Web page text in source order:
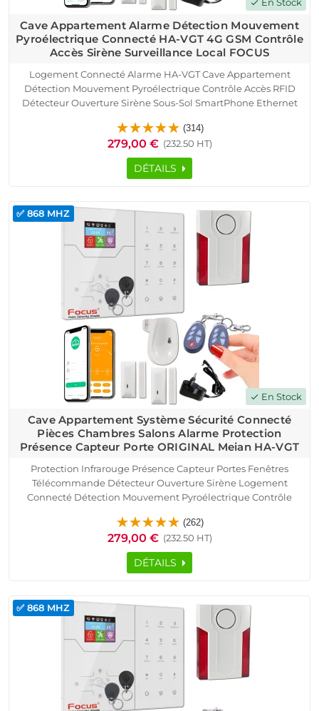
check
Cave Appartement Alarme Détection Mouvement
Pyroélectrique Connecté HA-VGT 4G GSM Contrôle
Accès Sirène Surveillance Local FOCUS
Logement Connecté Alarme HA-VGT Cave Appartement
Détection Mouvement Pyroélectrique Contrôle Accès RFID
Détecteur Ouverture Sirène Sous-Sol SmartPhone Ethernet
Portes Fenêtres Télécommande
(314)
279,00 € (232.50 HT)
DÉTAILS
check En Stock
✅ 868 MHZ
Cave Appartement Système Sécurité Connecté
Pièces Chambres Salons Alarme Protection
Présence Capteur Porte ORIGINAL Meian HA-VGT
Protection Infrarouge Présence Capteur Portes Fenêtres
Télécommande Détecteur Ouverture Sirène Logement
Connecté Détection Mouvement Pyroélectrique Contrôle
Ethernet TCP IP Réseau GSM Sous-Sol
(262)
279,00 € (232.50 HT)
DÉTAILS
✅ 868 MHZ